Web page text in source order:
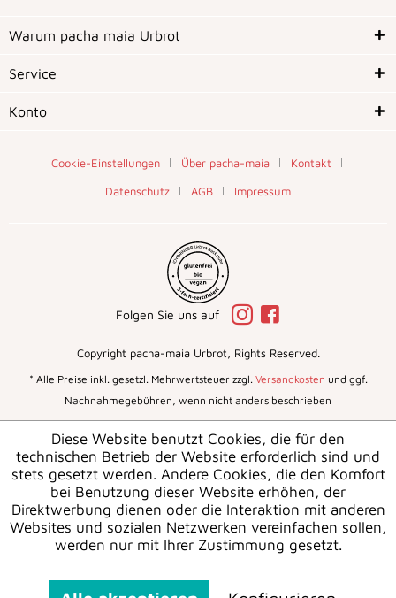
Warum pacha maia Urbrot
Service
Konto
* Alle Preise inkl. gesetzl. Mehrwertsteuer zzgl. Versandkosten und ggf.
Nachnahmegebühren, wenn nicht anders beschrieben
Cookie-Einstellungen Über pacha-maia
Kontakt
Datenschutz
AGB Impressum
Copyright pacha-maia Urbrot, Rights Reserved.
Folgen Sie uns auf
Diese Website benutzt Cookies, die für den
technischen Betrieb der Website erforderlich sind und
stets gesetzt werden. Andere Cookies, die den Komfort
bei Benutzung dieser Website erhöhen, der
Direktwerbung dienen oder die Interaktion mit anderen
Websites und sozialen Netzwerken vereinfachen sollen,
werden nur mit Ihrer Zustimmung gesetzt.